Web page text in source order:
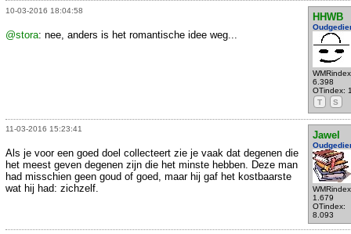
10-03-2016 18:04:58
HHWB
6.398
OTindex:
T
S
@stora: nee, anders is het romantische idee weg...
11-03-2016 15:23:41
Jawel
1.679
OTindex:
8.093
Als je voor een goed doel collecteert zie je vaak dat degenen die
het meest geven degenen zijn die het minste hebben. Deze man
had misschien geen goud of goed, maar hij gaf het kostbaarste
wat hij had: zichzelf.